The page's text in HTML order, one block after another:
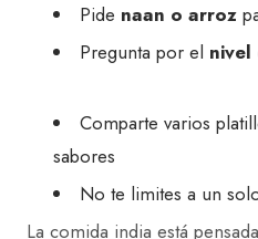
Pide naan o arroz
Pregunta por el nivel
Comparte varios
sabores
No te limites a un
La comida india está